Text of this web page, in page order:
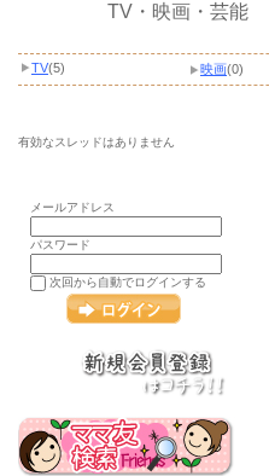
TV・映画・芸能
TV(5) 映画(0)
有効なスレッドはありません
メールアドレス
パスワード
次回から自動でログインする